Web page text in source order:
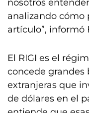
nosotros
analizando cómo
artículo”, informó
El RIGI es el
concede grandes
extranjeras que
de dólares en el